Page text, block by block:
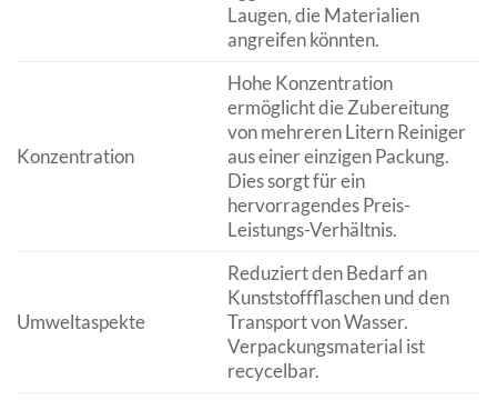
Laugen, die Materialien
angreifen könnten.
Konzentration
Hohe Konzentration
ermöglicht die Zubereitung
von mehreren Litern Reiniger
aus einer einzigen Packung.
Dies sorgt für ein
hervorragendes Preis-
Leistungs-Verhältnis.
Umweltaspekte
Reduziert den Bedarf an
Kunststoffflaschen und den
Transport von Wasser.
Verpackungsmaterial ist
recycelbar.